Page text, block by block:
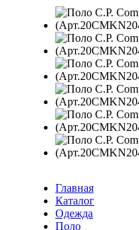
Главная
Каталог
Одежда
Поло